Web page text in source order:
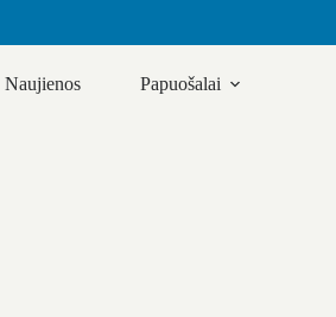
Naujienos Papuošalai